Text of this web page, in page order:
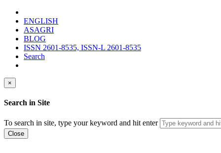
ENGLISH
ASAGRI
BLOG
ISSN 2601-8535, ISSN-L 2601-8535
Search
×
Search in Site
To search in site, type your keyword and hit enter
Close